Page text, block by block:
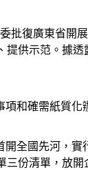
批復廣東省開
提供示范。據
項和確需紙質
開全國先河，
份清單，放開